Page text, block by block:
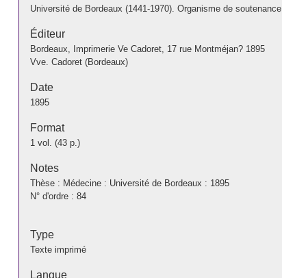
Université de Bordeaux (1441-1970). Organisme de soutenance
Éditeur
Bordeaux, Imprimerie Ve Cadoret, 17 rue Montméjan? 1895
Vve. Cadoret (Bordeaux)
Date
1895
Format
1 vol. (43 p.)
Notes
Thèse : Médecine : Université de Bordeaux : 1895
N° d'ordre : 84
Type
Texte imprimé
Langue